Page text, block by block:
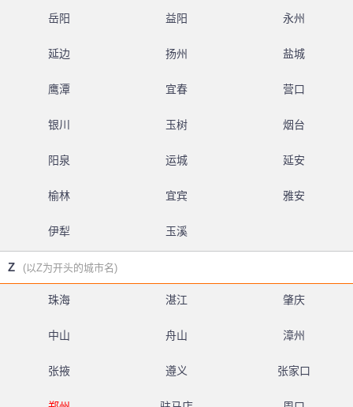
岳阳 益阳 永州
延边 扬州 盐城
鹰潭 宜春 营口
银川 玉树 烟台
阳泉 运城 延安
榆林 宜宾 雅安
伊犁 玉溪
Z (以Z为开头的城市名)
珠海 湛江 肇庆
中山 舟山 漳州
张掖 遵义 张家口